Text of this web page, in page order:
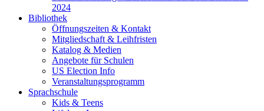
2024
Bibliothek
Öffnungszeiten & Kontakt
Mitgliedschaft & Leihfristen
Katalog & Medien
Angebote für Schulen
US Election Info
Veranstaltungsprogramm
Sprachschule
Kids & Teens